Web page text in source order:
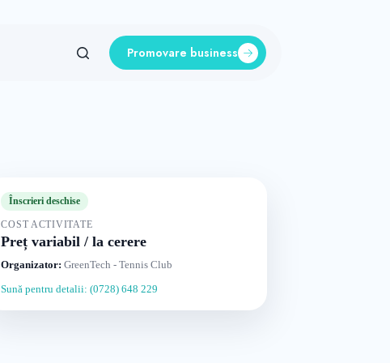
Promovare business
Înscrieri deschise
COST ACTIVITATE
Preț variabil / la cerere
Organizator: GreenTech - Tennis Club
Sună pentru detalii: (0728) 648 229